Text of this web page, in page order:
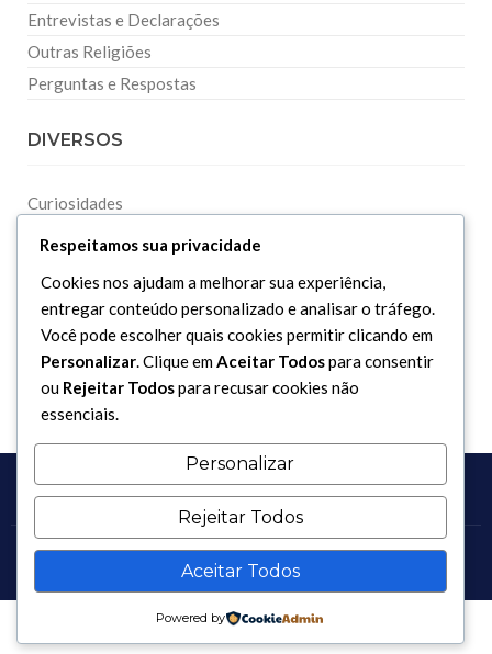
Entrevistas e Declarações
Outras Religiões
Perguntas e Respostas
DIVERSOS
Curiosidades
Dicionário Islâmico
Copyright 2017 - 2026 / Todos os direitos reservados.
Respeitamos sua privacidade
Cookies nos ajudam a melhorar sua experiência,
entregar conteúdo personalizado e analisar o tráfego.
Você pode escolher quais cookies permitir clicando em
Personalizar. Clique emAceitar Todospara consentir
ou Rejeitar Todospara recusar cookies não
essenciais.
Personalizar
Rejeitar Todos
Aceitar Todos
Powered by